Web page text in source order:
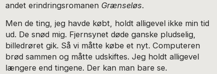
andet erindringsromanen Grænseløs.
Men de ting, jeg havde købt, holdt alligevel ikke min tid
ud. De snød mig. Fjernsynet døde ganske pludselig,
billedrøret gik. Så vi måtte købe et nyt. Computeren
brød sammen og måtte udskiftes. Jeg holdt alligevel
længere end tingene. Der kan man bare se.